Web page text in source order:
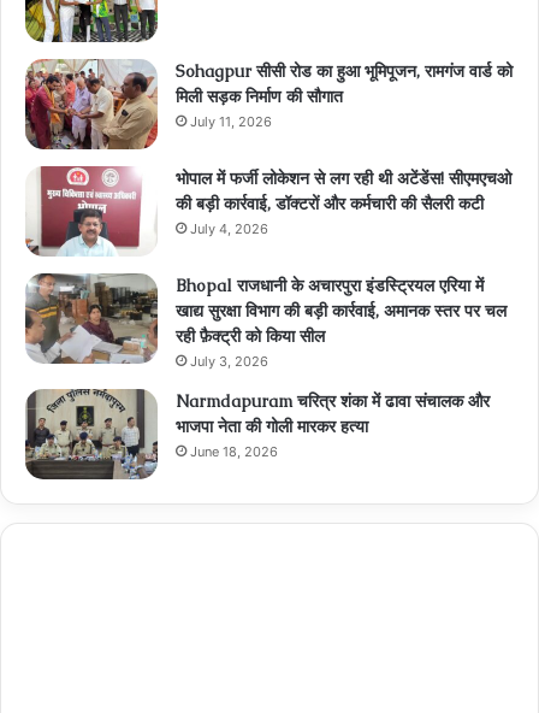
Sohagpur सीसी रोड का हुआ भूमिपूजन, रामगंज वार्ड को
मिली सड़क निर्माण की सौगात
July 11, 2026
भोपाल में फर्जी लोकेशन से लग रही थी अटेंडेंस! सीएमएचओ
की बड़ी कार्रवाई, डॉक्टरों और कर्मचारी की सैलरी कटी
July 4, 2026
Bhopal राजधानी के अचारपुरा इंडस्ट्रियल एरिया में
खाद्य सुरक्षा विभाग की बड़ी कार्रवाई, अमानक स्तर पर चल
रही फ़ैक्ट्री को किया सील
July 3, 2026
Narmdapuram चरित्र शंका में ढावा संचालक और
भाजपा नेता की गोली मारकर हत्या
June 18, 2026